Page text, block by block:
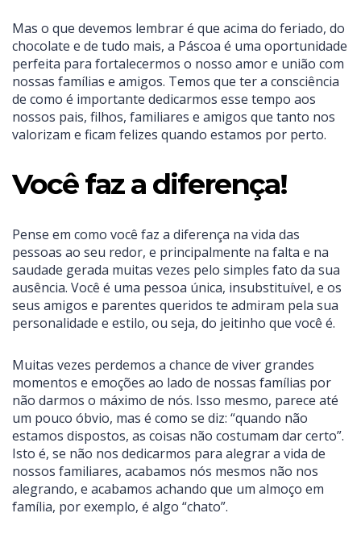
Mas o que devemos lembrar é que acima do feriado, do
chocolate e de tudo mais, a Páscoa é uma oportunidade
perfeita para fortalecermos o nosso amor e união com
nossas famílias e amigos. Temos que ter a consciência
de como é importante dedicarmos esse tempo aos
nossos pais, filhos, familiares e amigos que tanto nos
valorizam e ficam felizes quando estamos por perto.
Você faz a diferença!
Pense em como você faz a diferença na vida das
pessoas ao seu redor, e principalmente na falta e na
saudade gerada muitas vezes pelo simples fato da sua
ausência. Você é uma pessoa única, insubstituível, e os
seus amigos e parentes queridos te admiram pela sua
personalidade e estilo, ou seja, do jeitinho que você é.
Muitas vezes perdemos a chance de viver grandes
momentos e emoções ao lado de nossas famílias por
não darmos o máximo de nós. Isso mesmo, parece até
um pouco óbvio, mas é como se diz: “quando não
estamos dispostos, as coisas não costumam dar certo”.
Isto é, se não nos dedicarmos para alegrar a vida de
nossos familiares, acabamos nós mesmos não nos
alegrando, e acabamos achando que um almoço em
família, por exemplo, é algo “chato”.